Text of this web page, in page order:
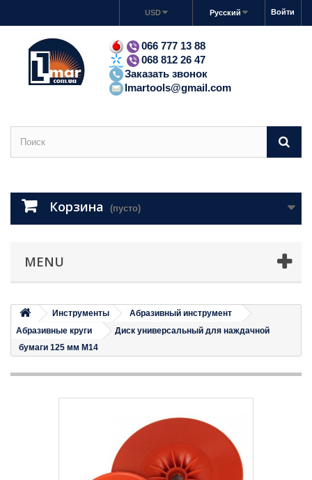
Войти
Русский
USD
066 777 13 88
068 812 26 47
Заказать звонок
lmartools@gmail.com
Корзина (пусто)
MENU
Инструменты
Абразивный инструмент
Абразивные круги
Диск универсальный для наждачной
бумаги 125 мм M14